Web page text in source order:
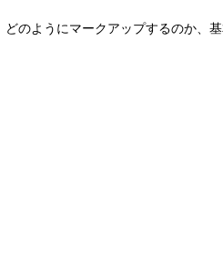
のようにマークアップするのか、基